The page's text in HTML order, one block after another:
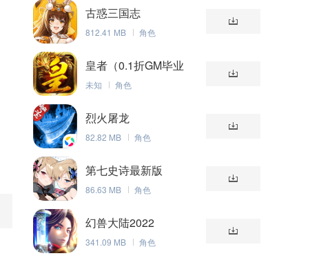
古惑三国志
812.41 MB 角色
皇者（0.1折GM毕业
版）
未知 角色
烈火屠龙
82.82 MB 角色
第七史诗最新版
86.63 MB 角色
幻兽大陆2022
341.09 MB 角色